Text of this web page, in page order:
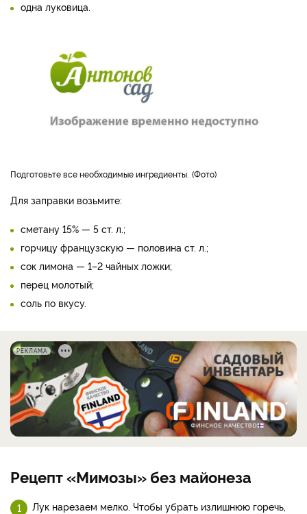
одна луковица.
Подготовьте все необходимые ингредиенты. Фото
Для заправки возьмите:
сметану 15% — 5 ст. л.;
горчицу французскую — половина ст. л.;
сок лимона — 1–2 чайных ложки;
перец молотый;
соль по вкусу.
РЕКЛАМА
Рецепт «Мимозы» без майонеза
Лук нарезаем мелко. Чтобы убрать излишнюю горечь,